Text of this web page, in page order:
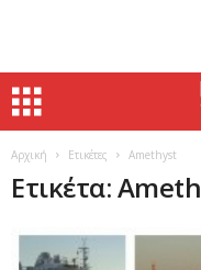
Αρχική Ετικέτες Amethyst
Ετικέτα: